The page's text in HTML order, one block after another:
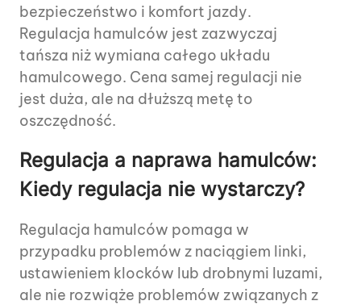
bezpieczeństwo i komfort jazdy.
Regulacja hamulców jest zazwyczaj
tańsza niż wymiana całego układu
hamulcowego. Cena samej regulacji nie
jest duża, ale na dłuższą metę to
oszczędność.
Regulacja a naprawa hamulców:
Kiedy regulacja nie wystarczy?
Regulacja hamulców pomaga w
przypadku problemów z naciągiem linki,
ustawieniem klocków lub drobnymi luzami,
ale nie rozwiąże problemów związanych z